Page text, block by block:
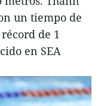
un tiempo de
de 1
en SEA